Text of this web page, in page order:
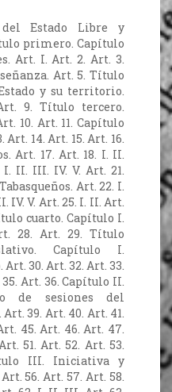
Estado Libre y
primero. Capítulo
Art. I. Art. 2. Art. 3.
Art. 5. Título
y su territorio.
9. Título tercero.
10. Art. 11. Capítulo
Art. 14. Art. 15. Art. 16.
Art. 17. Art. 18. I. II.
II. III. IV. V. Art. 21.
Art. 22. I.
IV. V. Art. 25. I. II. Art.
cuarto. Capítulo I.
28. Art. 29. Título
Capítulo I.
30. Art. 32. Art. 33.
Art. 36. Capítulo II.
de sesiones del
39. Art. 40. Art. 41.
45. Art. 46. Art. 47.
51. Art. 52. Art. 53.
III. Iniciativa y
56. Art. 57. Art. 58.